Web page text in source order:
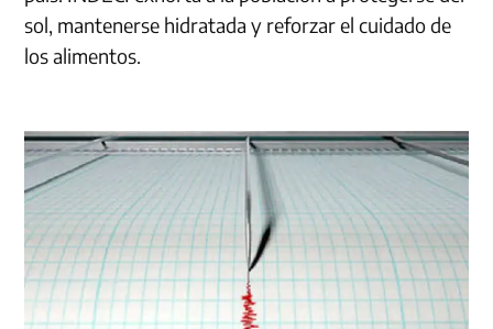
sol, mantenerse hidratada y reforzar el cuidado de
los alimentos.